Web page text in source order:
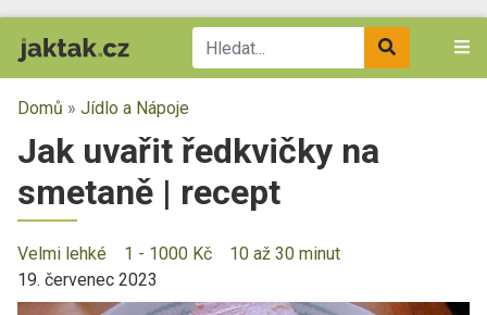
Domů » Jídlo a Nápoje
Jak uvařit ředkvičky na
smetaně | recept
Velmi lehké 1 - 1000 Kč
10 až 30 minut
19. červenec 2023